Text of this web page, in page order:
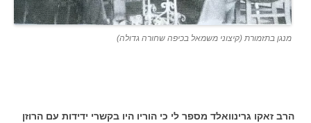
מנגן בתזמורת (קיצוני משמאל בכיפה שחורה גדולה)
הרב זאקו גרינוואלד מספר לי כי הוריו היו בקשרי ידידות עם הרוזן